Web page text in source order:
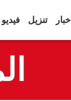
أخبار تنزيل فيديو